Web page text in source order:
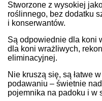
Stworzone z wysokiej
roślinnego, bez dodatku
i konserwantów.
Są odpowiednie dla koni
dla koni wrażliwych,
eliminacyjnej.
Nie kruszą się, są łatwe
podawaniu – świetnie
pojemnika na padoku i w